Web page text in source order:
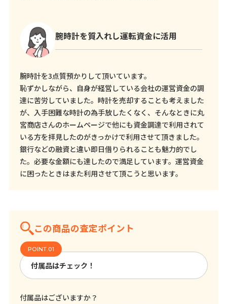
腕時計を質入れし運転資金に活用
腕時計を3点質預かりして頂いています。
恥ずかしながら、自身が経営している会社の運営資金の調
達に苦労していました。時計を売却することも考えました
が、入手困難な時計の為手放したくなく、そんなときに丸
宮商店さんのホームページで他にも資金調達で利用されて
いる方を拝見したのがきっかけで利用させて頂きました。
銀行などの融資と違い即日借りられることも魅力的でし
た。必要な金額にも達したので満足しています。運営資金
に困ったときはまた利用させて頂こうと思います。
この商品の査定ポイント
付属品はチェック！
付属品はございますか？